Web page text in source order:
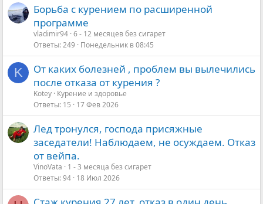
Борьба с курением по расширенной
программе
vladimir94 6 - 12 месяцев без сигарет
Ответы 249 Понедельник в 08:45
K
От каких болезней , проблем вы вылечились
после отказа от курения ?
Kotey Курение и здоровье
Ответы 15 17 Фев 2026
Лед тронулся, господа присяжные
заседатели! Наблюдаем, не осуждаем. Отказ
от вейпа.
VinoVata
1 - 3 месяца без сигарет
Ответы 94 18 Июл 2026